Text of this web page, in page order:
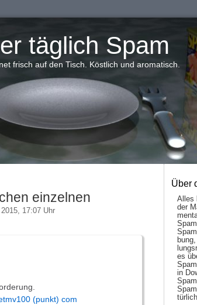
täglich Spam
frisch auf den Tisch. Köstlich und aromatisch.
einzelnen
17:07 Uhr
(punkt) com
Über
Alles
der
es
in